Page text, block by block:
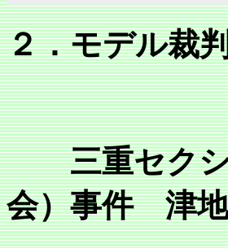
２．モデル裁
三重セクシ
会）事件 津地